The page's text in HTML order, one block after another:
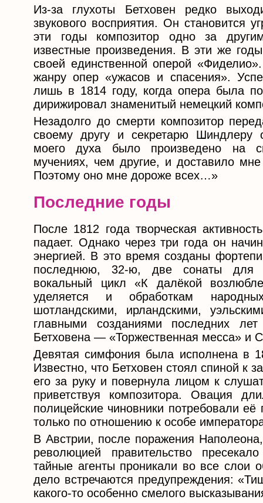
Из-за глухоты Бетховен редко
звукового восприятия. Он становится
эти годы композитор одно за
известные произведения. В эти же
своей единственной оперой
жанру опер «ужасов и спасения».
лишь в 1814 году, когда опера была
дирижировал знаменитый немецкий
Незадолго до смерти композитор
своему другу и секретарю Шиндлеру
моего духа было произведено на
мучениях, чем другие, и доставило
Поэтому оно мне дороже всех…»
Последние годы
После 1812 года творческая
падает. Однако через три года он
энергией. В это время созданы
последнюю, 32-ю, две сонаты для
вокальный цикл «К далёкой
уделяется и обработкам
шотландскими, ирландскими,
главными созданиями последних
Бетховена — «Торжественная месса»
Девятая симфония была исполнена в
Известно, что Бетховен стоял спиной к
его за руку и повернула лицом к
приветствуя композитора. Овация
полицейские чиновники потребовали
только по отношению к особе
В Австрии, после поражения
революцией правительство
тайные агенты проникали во все слои
дело встречаются предупреждения:
какого-то особенно смелого